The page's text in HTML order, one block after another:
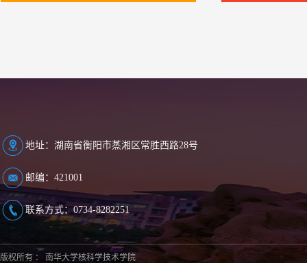
地址：湖南省衡阳市蒸湘区常胜西路28号
邮编：421001
联系方式：0734-8282251
版权所有 ： 南华大学核科学技术学院